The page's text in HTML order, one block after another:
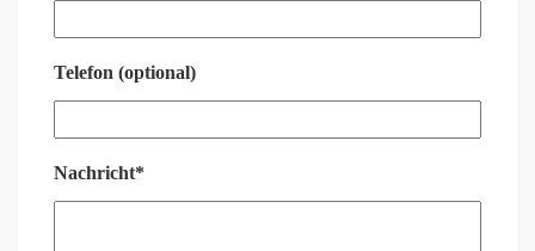
Telefon (optional)
Nachricht*